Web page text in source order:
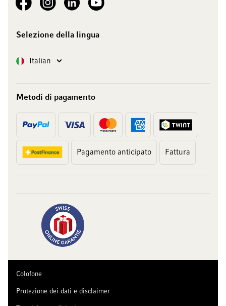
Selezione della lingua
Lingua Italian
Metodi di pagamento
Pagamento anticipato Fattura
Colofone
Protezione dei dati e disclaimer